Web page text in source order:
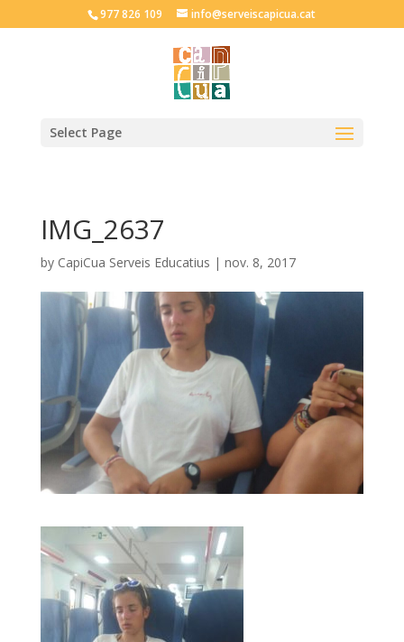
977 826 109 info@serveiscapicua.cat
Select Page
IMG_2637
by CapiCua Serveis Educatius | nov. 8, 2017